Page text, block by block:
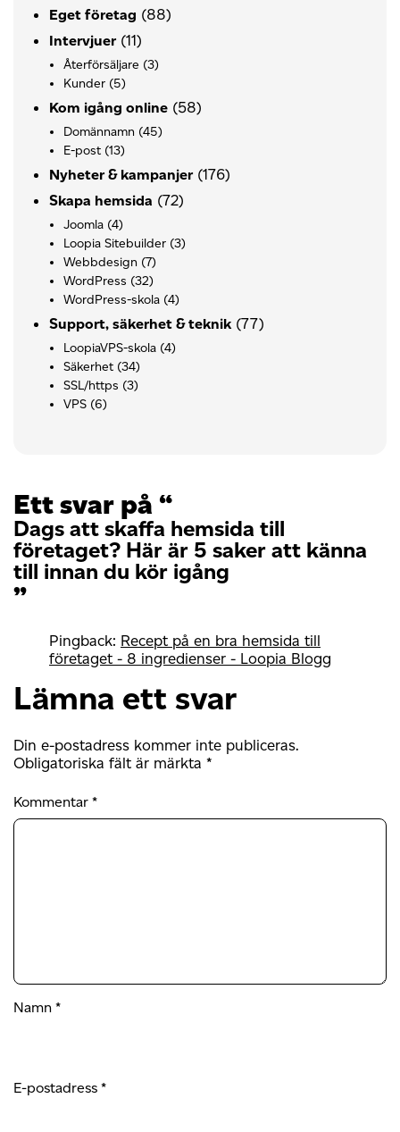
Eget företag (88)
Intervjuer (11)
Återförsäljare (3)
Kunder (5)
Kom igång online (58)
Domännamn (45)
E-post (13)
Nyheter & kampanjer (176)
Skapa hemsida (72)
Joomla (4)
Loopia Sitebuilder (3)
Webbdesign (7)
WordPress (32)
WordPress-skola (4)
Support, säkerhet & teknik (77)
LoopiaVPS-skola (4)
Säkerhet (34)
SSL/https (3)
VPS (6)
Ett svar på “
Dags att skaffa hemsida till
företaget? Här är 5 saker att känna
till innan du kör igång
”
Pingback: Recept på en bra hemsida till
företaget - 8 ingredienser - Loopia Blogg
Lämna ett svar
Din e-postadress kommer inte publiceras.
Obligatoriska fält är märkta *
Kommentar *
Namn *
E-postadress *